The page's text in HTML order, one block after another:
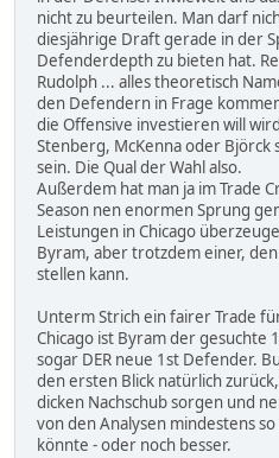
nicht zu beurteilen. Man darf
diesjährige Draft gerade in der
Defenderdepth zu bieten hat.
Rudolph ... alles theoretisch
den Defendern in Frage
die Offensive investieren will
Stenberg, McKenna oder Björck
sein. Die Qual der Wahl also.
Außerdem hat man ja im Trade
Season nen enormen Sprung
Leistungen in Chicago
Byram, aber trotzdem einer,
stellen kann.
Unterm Strich ein fairer Trade
Chicago ist Byram der gesuchte
sogar DER neue 1st Defender.
den ersten Blick natürlich
dicken Nachschub sorgen und
von den Analysen mindestens
könnte - oder noch besser.